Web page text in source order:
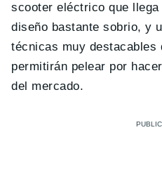
scooter eléctrico que llega
diseño bastante sobrio, y
técnicas muy destacables
permitirán pelear por
del mercado.